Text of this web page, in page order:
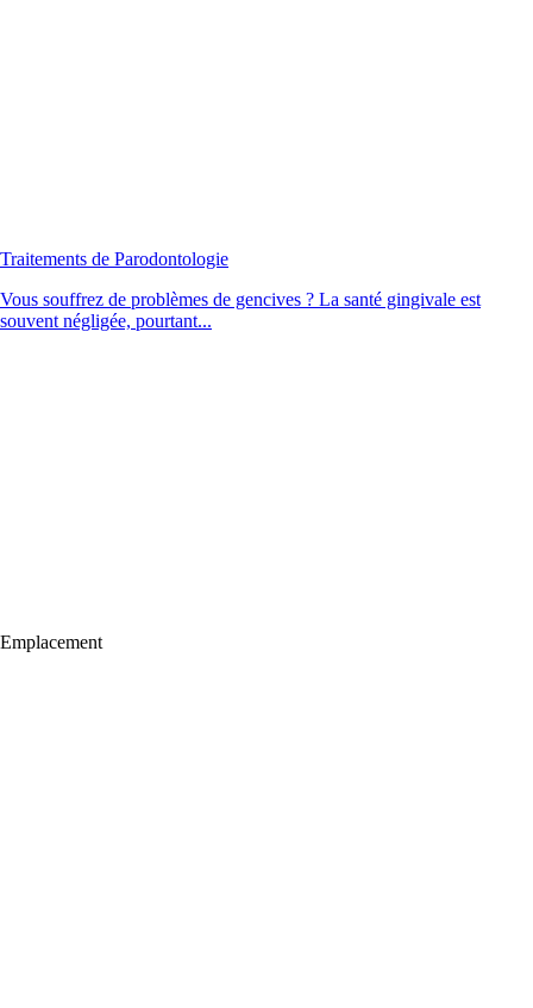
Traitements de Parodontologie
Vous souffrez de problèmes de gencives ? La santé gingivale est
souvent négligée, pourtant...
Emplacement